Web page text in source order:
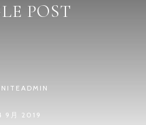
POST
9月 2019